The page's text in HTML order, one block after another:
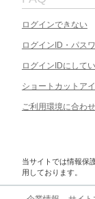
ログインできない
ログインID・パス
ログインIDにして
ショートカットア
ご利用環境に合わ
当サイトでは情報保
用しております。